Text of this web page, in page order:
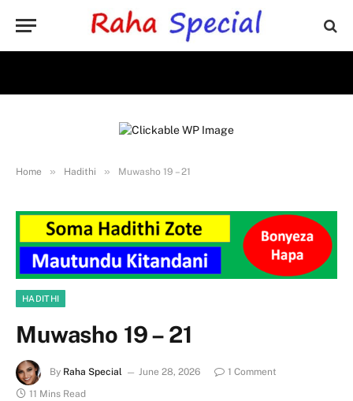
Home » Hadithi » Muwasho 19 – 21
HADITHI
Muwasho 19 – 21
By Raha Special June 28, 2026
1 Comment
11 Mins Read